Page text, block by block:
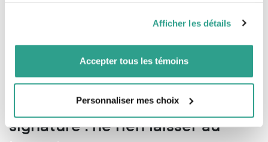
vous leur auriez fournies ou qu’ils auraient collectées lors
de votre utilisation de leurs services.
Afficher les détails
Accepter tous les témoins
Personnaliser mes choix
prévoir la cadence de travail requise pour faire
face à vos obligations.
De l’offre acceptée à la
signature : ne rien laisser au